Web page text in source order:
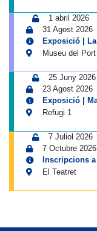
1 abril 2026
31 Agost 2026
Exposició |
Museu del Port
25 Juny 2026
23 Agost 2026
Exposició |
Refugi 1
7 Juliol 2026
7 Octubre 2026
Inscripcions
El Teatret